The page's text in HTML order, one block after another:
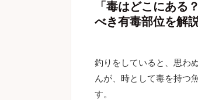
「毒はどこにある
べき有毒部位を解
釣りをしていると、思わ
んが、時として毒を持つ
す。